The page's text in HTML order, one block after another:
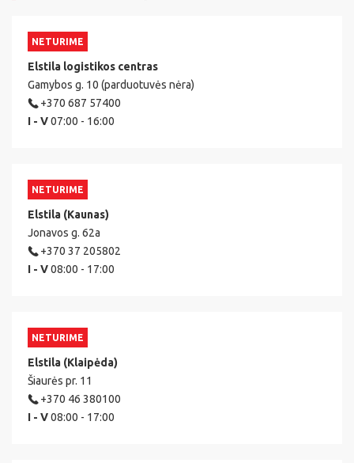
NETURIME
Elstila logistikos centras
Gamybos g. 10 (parduotuvės nėra)
+370 687 57400
I - V07:00 - 16:00
NETURIME
Elstila (Kaunas)
Jonavos g. 62a
+370 37 205802
I - V08:00 - 17:00
NETURIME
Elstila (Klaipėda)
Šiaurės pr. 11
+370 46 380100
I - V08:00 - 17:00